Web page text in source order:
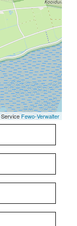
ServiceFewo-Verwalter